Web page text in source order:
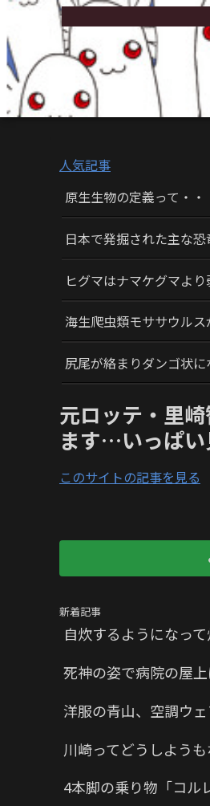
人気記事
原生生物の定義って・・
日本で発掘された主な恐
ヒグマはナマケグマよ
海生爬虫類モササウル
尻尾が絡まりダンゴ状
元ロッテ・里
ます…いっぱい
このサイトの記事を見る
新着記事
自炊するようになっ
死神の姿で病院の屋
洋服の青山、空調ウ
川崎ってどうしよう
4本脚の乗り物「コ